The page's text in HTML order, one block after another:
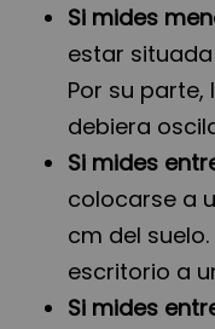
Si mides
estar
Por su
debiera
Si mides
colocarse a
cm del
escritorio a
Si mides